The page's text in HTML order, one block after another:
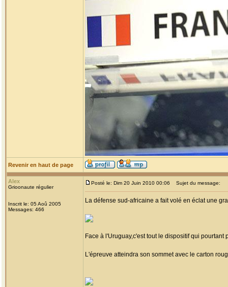
Revenir en haut de page
Alex
Grioonaute régulier
Inscrit le: 05 Aoû 2005
Messages: 466
Posté le: Dim 20 Juin 2010 00:06 Sujet du message:
La défense sud-africaine a fait volé en éclat une
Face à l'Uruguay,c'est tout le dispositif qui
L'épreuve atteindra son sommet avec le carton